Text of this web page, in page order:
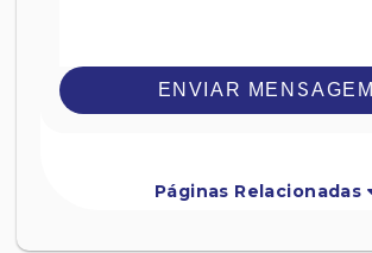
ENVIAR MENSAGEM
Páginas Relacionadas